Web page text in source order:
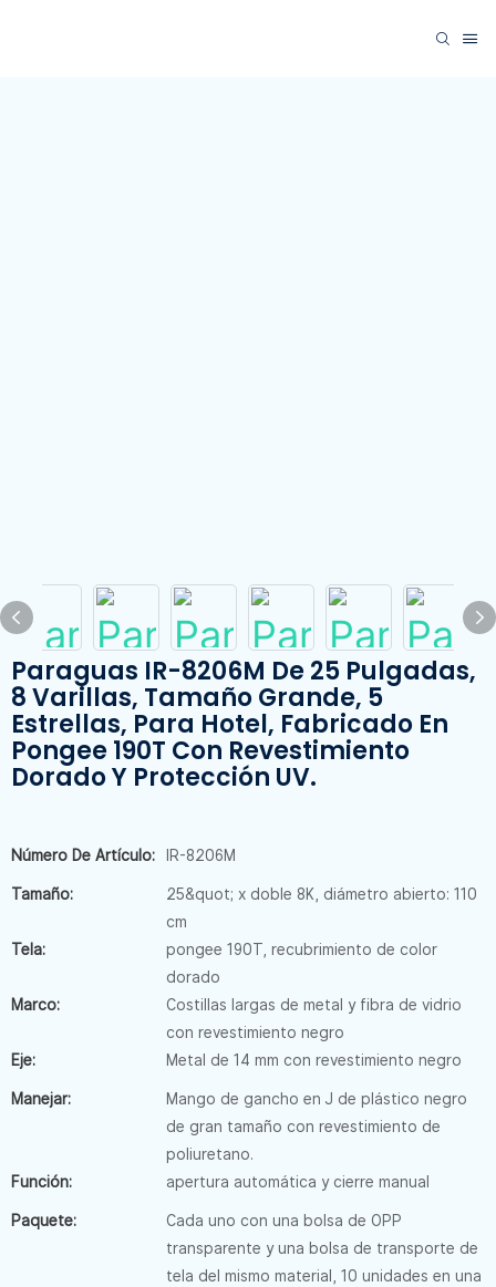
Paraguas IR-8206M De 25 Pulgadas,
8 Varillas, Tamaño Grande, 5
Estrellas, Para Hotel, Fabricado En
Pongee 190T Con Revestimiento
Dorado Y Protección UV.
Número De Artículo: IR-8206M
Tamaño:
25&quot; x doble 8K, diámetro abierto: 110
cm
Tela:
pongee 190T, recubrimiento de color
dorado
Marco:
Costillas largas de metal y fibra de vidrio
con revestimiento negro
Eje:
Metal de 14 mm con revestimiento negro
Manejar:
Mango de gancho en J de plástico negro
de gran tamaño con revestimiento de
poliuretano.
Función:
apertura automática y cierre manual
Paquete:
Cada uno con una bolsa de OPP
transparente y una bolsa de transporte de
tela del mismo material, 10 unidades en una